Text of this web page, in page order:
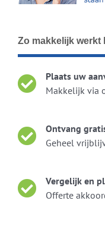
Zo makkelijk werkt
Plaats uw
Makkelijk via
Ontvang
Geheel
Vergelijk en
Offerte